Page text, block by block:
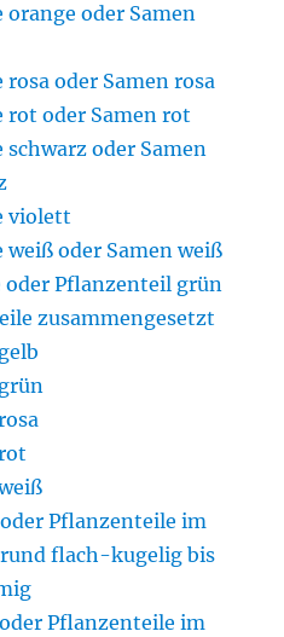
orange oder Samen
rosa oder Samen rosa
rot oder Samen rot
schwarz oder Samen
violett
weiß oder Samen weiß
oder Pflanzenteil grün
zusammengesetzt
Pflanzenteile im
flach-kugelig bis
Pflanzenteile im